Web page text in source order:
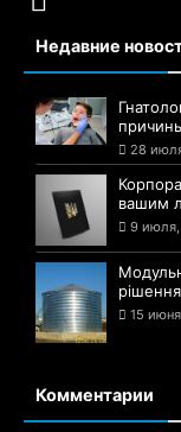
Недавние
28
вашим
9
15
Комментарии